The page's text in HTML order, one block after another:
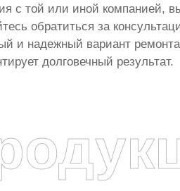
с той или иной компанией,
обратиться за
и надежный вариант
долговечный результат.